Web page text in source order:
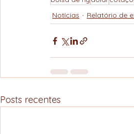
Notícias
Relatório de
Posts recentes